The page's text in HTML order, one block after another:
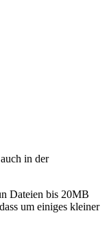
in der
Dateien bis 20MB
um einiges kleiner